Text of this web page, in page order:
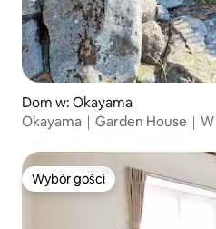
Dom w: Okayama
Okayama｜Garden House｜
Wybór gości
Wybór gości